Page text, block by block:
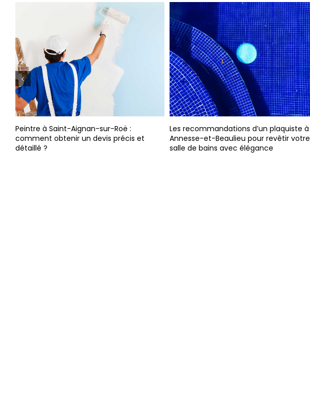
Peintre à Saint-Aignan-sur-Roë :
comment obtenir un devis précis et
détaillé ?
Les recommandations d’un plaquiste à
Annesse-et-Beaulieu pour revêtir votre
salle de bains avec élégance